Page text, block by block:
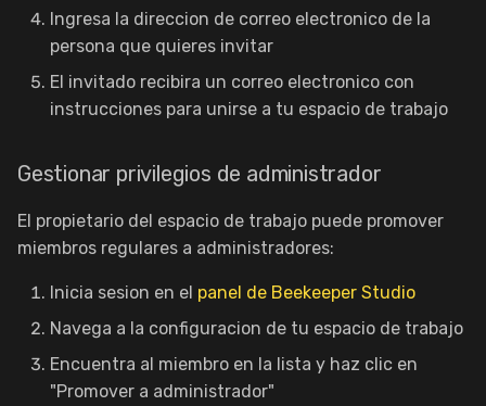
Ingresa la direccion de correo electronico de la
persona que quieres invitar
El invitado recibira un correo electronico con
instrucciones para unirse a tu espacio de trabajo
Gestionar privilegios de administrador
El propietario del espacio de trabajo puede promover
miembros regulares a administradores:
Inicia sesion en el panel de Beekeeper Studio
Navega a la configuracion de tu espacio de trabajo
Encuentra al miembro en la lista y haz clic en
"Promover a administrador"